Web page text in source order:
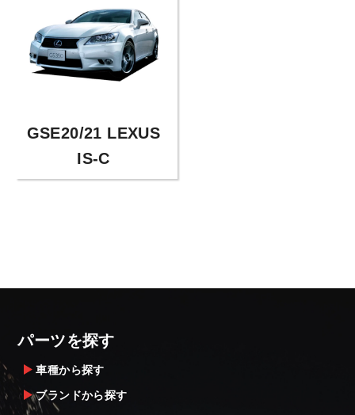
GSE20/21 LEXUS
IS-C
パーツを探す
車種から探す
ブランドから探す